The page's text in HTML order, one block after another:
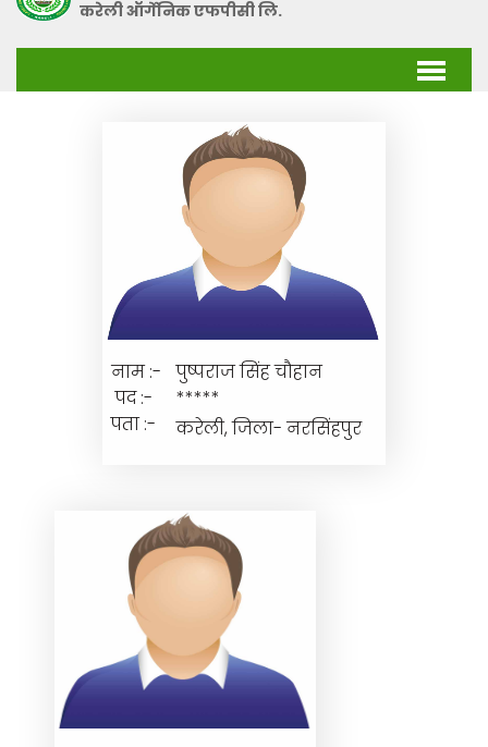
करेली ऑर्गेनिक एफपीसी लि.
संचालकमंडल
नाम :-
पद :-
पता :-
पुष्पराज सिंह चौहान
*****
करेली, जिला- नरसिंहपुर